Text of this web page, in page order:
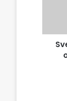
d
s